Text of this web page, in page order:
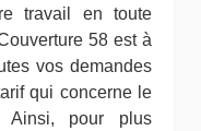
travail en toute
58 est à
vos demandes
qui concerne le
Ainsi, pour plus